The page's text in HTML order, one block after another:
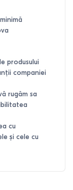
produsului
companiei
rugăm sa
cu
și cele cu